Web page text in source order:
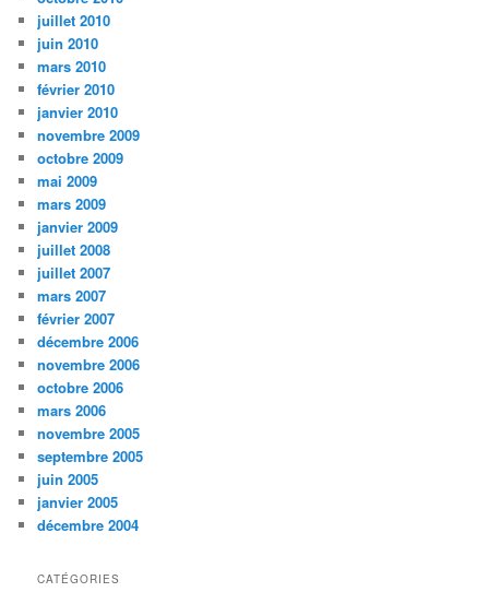
juillet 2010
juin 2010
mars 2010
février 2010
janvier 2010
novembre 2009
octobre 2009
mai 2009
mars 2009
janvier 2009
juillet 2008
juillet 2007
mars 2007
février 2007
décembre 2006
novembre 2006
octobre 2006
mars 2006
novembre 2005
septembre 2005
juin 2005
janvier 2005
décembre 2004
CATÉGORIES